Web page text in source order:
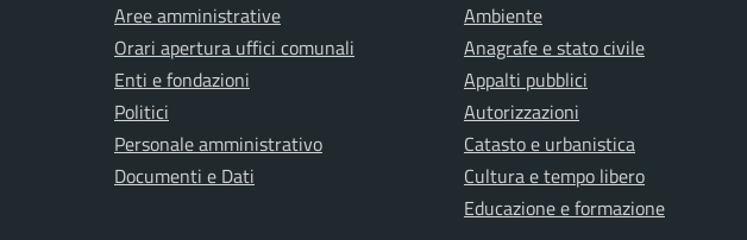
Aree amministrative
Orari apertura uffici comunali
Enti e fondazioni
Politici
Personale amministrativo
Documenti e Dati
Ambiente
Anagrafe e stato civile
Appalti pubblici
Autorizzazioni
Catasto e urbanistica
Cultura e tempo libero
Educazione e formazione